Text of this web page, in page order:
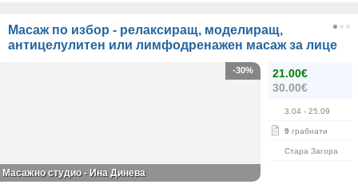
Масаж по избор - релаксиращ, моделиращ,
антицелулитен или лимфодренажен масаж за лице
21.00€
30.00€
3.04 - 25.09
9 грабнати
Стара Загора
-30%
Масажно студио - Ина Динева